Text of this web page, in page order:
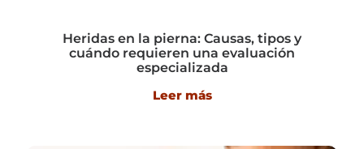
Heridas en la pierna: Causas, tipos y
cuándo requieren una evaluación
especializada
Leer más